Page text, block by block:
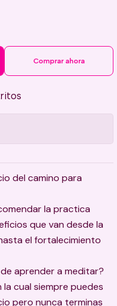
Comprar ahora
del camino para
la practica
que van desde la
el fortalecimiento
aprender a meditar?
cual siempre puedes
pero nunca terminas